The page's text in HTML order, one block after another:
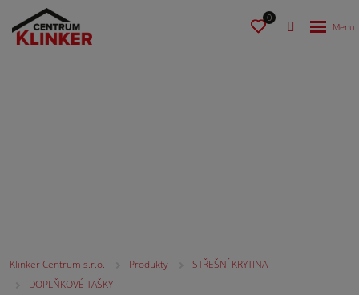
0
Klinker Centrum s.r.o. Produkty
STŘEŠNÍ KRYTINA
DOPLŇKOVÉ TAŠKY